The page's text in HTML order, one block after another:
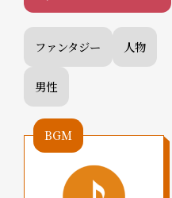
ファンタジー 人物
男性
BGM